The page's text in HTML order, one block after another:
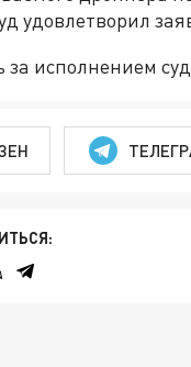
удовлетворил
за исполнением